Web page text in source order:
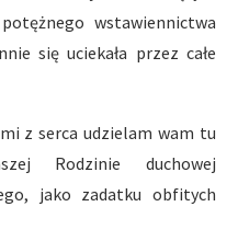
wstawiennictwa
się uciekała przez całe
z serca udzielam wam tu
Rodzinie duchowej
jako zadatku obfitych